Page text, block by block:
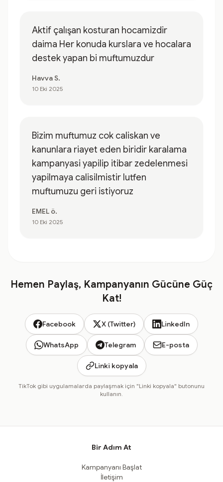
Aktif çalışan kosturan hocamizdir
daima Her konuda kurslara ve hocalara
destek yapan bi muftumuzdur
Havva S.
10 Eki 2025
Bizim muftumuz cok caliskan ve
kanunlara riayet eden biridir karalama
kampanyasi yapilip itibar zedelenmesi
yapilmaya calisilmistir lutfen
muftumuzu geri istiyoruz
EMEL ö.
10 Eki 2025
Hemen Paylaş, Kampanyanın Gücüne Güç
Kat!
Facebook X (Twitter) LinkedIn
WhatsApp Telegram E-posta
Linki kopyala
TikTok gibi uygulamalarda paylaşmak için "Linki kopyala" butonunu
kullanın.
Bir Adım At
Kampanyanı Başlat
İletişim